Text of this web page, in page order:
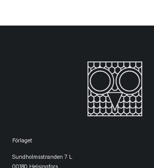
Förlaget
Sundholmsstranden 7 L